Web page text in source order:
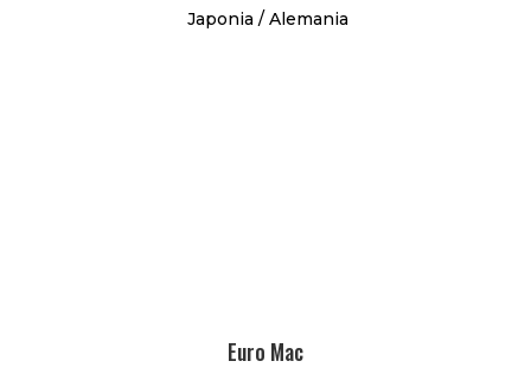
Japonia / Alemania
Euro Mac